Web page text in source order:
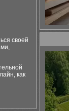
своей
как